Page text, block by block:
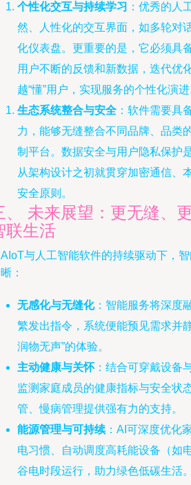
个性化交互与持续学习 ：优秀的人
然、人性化的交互界面，如多轮对
化仪表盘。更重要的是，它必须具
用户不断的反馈和新数据，迭代优
越“懂”用户，实现服务的个性化演进
生态系统整合与安全 ：软件需要具
力，能够无缝整合不同品牌、品类
制平台。数据安全与用户隐私保护
从架构设计之初就贯穿加密通信、
安全原则。
、 未来展望：更无缝、
联生活
与人工智能软件的持续驱动下，
：
无感化与无缝化：智能服务将深度
繁发出指令，系统便能预见需求并
润物无声”的体验。
主动健康与关怀：结合可穿戴设备
监测家庭成员的健康指标与安全状
管、慢病管理提供强有力的支持。
能源管理与可持续：AI可深度优化
电习惯、自动调度高耗能设备（如
谷电时段运行，助力绿色低碳生活。